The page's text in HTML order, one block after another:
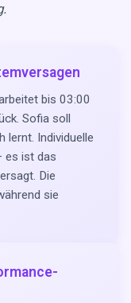
bis 03:00
Sofia soll
lernt. Individuelle
es ist das
Die
sie